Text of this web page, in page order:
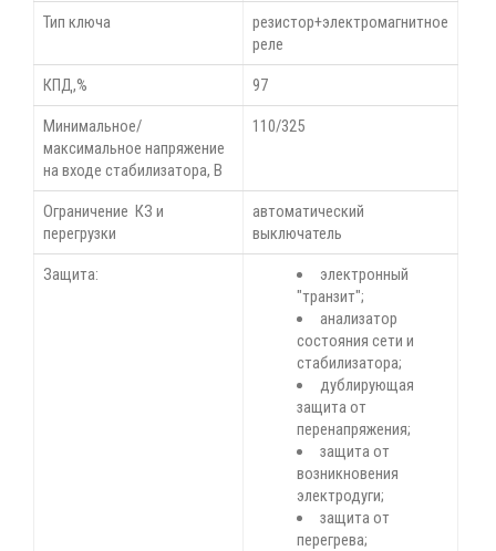
Тип ключа
резистор+электромагнитное
реле
КПД,% 97
Минимальное/
максимальное напряжение
на входе стабилизатора, В
110/325
Ограничение КЗ и
перегрузки
автоматический
выключатель
Защита:
электронный
"транзит";
анализатор
состояния сети и
стабилизатора;
дублирующая
защита от
перенапряжения;
защита от
возникновения
электродуги;
защита от
перегрева;